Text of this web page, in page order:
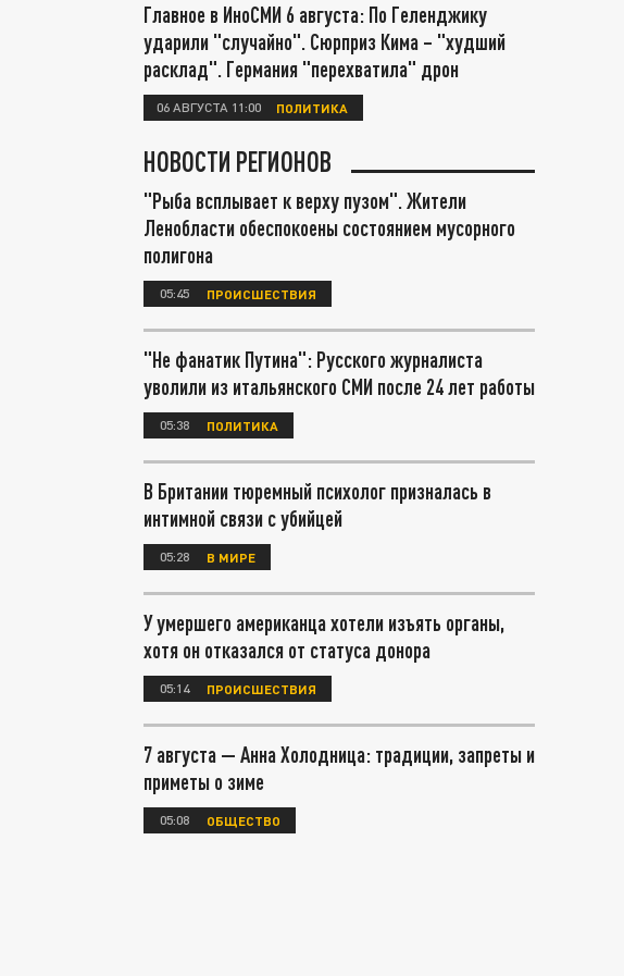
Главное в ИноСМИ 6 августа: По Геленджику
ударили "случайно". Сюрприз Кима – "худший
расклад". Германия "перехватила" дрон
06 АВГУСТА 11:00 ПОЛИТИКА
НОВОСТИ РЕГИОНОВ
"Рыба всплывает к верху пузом". Жители
Ленобласти обеспокоены состоянием мусорного
полигона
05:45 ПРОИСШЕСТВИЯ
"Не фанатик Путина": Русского журналиста
уволили из итальянского СМИ после 24 лет работы
05:38 ПОЛИТИКА
В Британии тюремный психолог призналась в
интимной связи с убийцей
05:28 В МИРЕ
У умершего американца хотели изъять органы,
хотя он отказался от статуса донора
05:14 ПРОИСШЕСТВИЯ
7 августа — Анна Холодница: традиции, запреты и
приметы о зиме
05:08 ОБЩЕСТВО